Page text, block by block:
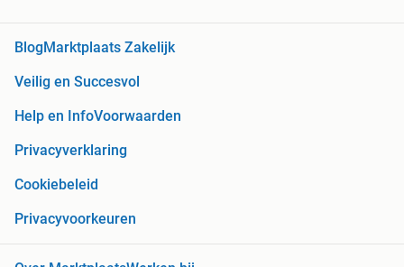
BlogMarktplaats Zakelijk
Veilig en Succesvol
Help en InfoVoorwaarden
Privacyverklaring
Cookiebeleid
Privacyvoorkeuren